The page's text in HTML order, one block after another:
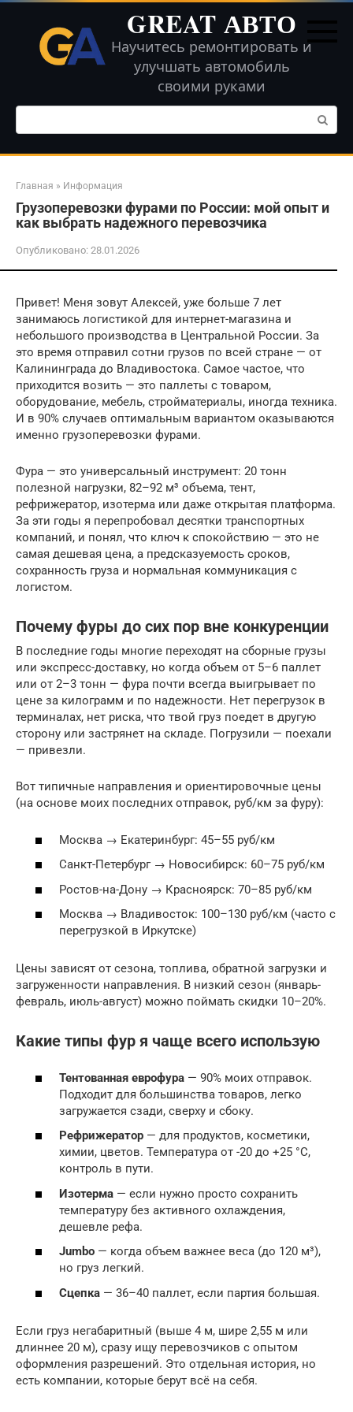
Перейти
контенту
GREAT АВТО
Научитесь ремонтировать и
улучшать автомобиль
своими руками
Поиск:
Главная » Информация
Грузоперевозки фурами по России: мой опыт и
как выбрать надежного перевозчика
Опубликовано: 28.01.2026
Привет! Меня зовут Алексей, уже больше 7 лет
занимаюсь логистикой для интернет-магазина и
небольшого производства в Центральной России. За
это время отправил сотни грузов по всей стране — от
Калининграда до Владивостока. Самое частое, что
приходится возить — это паллеты с товаром,
оборудование, мебель, стройматериалы, иногда техника.
И в 90% случаев оптимальным вариантом оказываются
именно грузоперевозки фурами.
Фура — это универсальный инструмент: 20 тонн
полезной нагрузки, 82–92 м³ объема, тент,
рефрижератор, изотерма или даже открытая платформа.
За эти годы я перепробовал десятки транспортных
компаний, и понял, что ключ к спокойствию — это не
самая дешевая цена, а предсказуемость сроков,
сохранность груза и нормальная коммуникация с
логистом.
Почему фуры до сих пор вне конкуренции
В последние годы многие переходят на сборные грузы
или экспресс-доставку, но когда объем от 5–6 паллет
или от 2–3 тонн — фура почти всегда выигрывает по
цене за килограмм и по надежности. Нет перегрузок в
терминалах, нет риска, что твой груз поедет в другую
сторону или застрянет на складе. Погрузили — поехали
— привезли.
Вот типичные направления и ориентировочные цены
(на основе моих последних отправок, руб/км за фуру):
Москва → Екатеринбург: 45–55 руб/км
Санкт-Петербург → Новосибирск: 60–75 руб/км
Ростов-на-Дону → Красноярск: 70–85 руб/км
Москва → Владивосток: 100–130 руб/км (часто с
перегрузкой в Иркутске)
Цены зависят от сезона, топлива, обратной загрузки и
загруженности направления. В низкий сезон (январь-
февраль, июль-август) можно поймать скидки 10–20%.
Какие типы фур я чаще всего использую
Тентованная еврофура — 90% моих отправок.
Подходит для большинства товаров, легко
загружается сзади, сверху и сбоку.
Рефрижератор — для продуктов, косметики,
химии, цветов. Температура от -20 до +25 °C,
контроль в пути.
Изотерма — если нужно просто сохранить
температуру без активного охлаждения,
дешевле рефа.
Jumbo — когда объем важнее веса (до 120 м³),
но груз легкий.
Сцепка — 36–40 паллет, если партия большая.
Если груз негабаритный (выше 4 м, шире 2,55 м или
длиннее 20 м), сразу ищу перевозчиков с опытом
оформления разрешений. Это отдельная история, но
есть компании, которые берут всё на себя.